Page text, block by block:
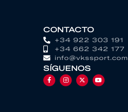
CONTACTO
+34 922 303 191
+34 662 342 177
info@vkssport.com
SÍGUENOS